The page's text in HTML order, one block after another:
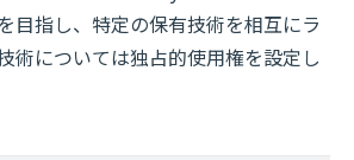
目指し、特定の保有技術を相互にラ
術については独占的使用権を設定し